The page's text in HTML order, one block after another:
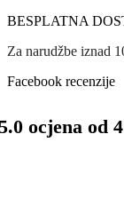
BESPLATNA
Za narudžbe iznad
Facebook recenzije
ocjena od